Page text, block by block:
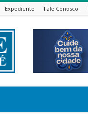
Expediente Fale Conosco